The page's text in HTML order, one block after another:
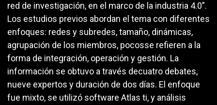
red de investigación, en el marco de la industria 4.0”.
Los estudios previos abordan el tema con diferentes
enfoques: redes y subredes, tamaño, dinámicas,
agrupación de los miembros, pocosse refieren a la
forma de integración, operación y gestión. La
información se obtuvo a través decuatro debates,
nueve expertos y duración de dos días. El enfoque
fue mixto, se utilizó software Atlas ti, y análisis